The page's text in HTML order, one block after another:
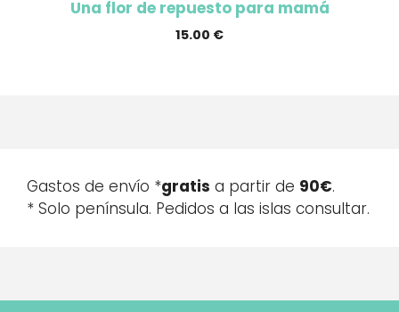
Una flor de repuesto para mamá
15.00 €
Gastos de envío *gratis a partir de 90€.
* Solo península. Pedidos a las islas consultar.